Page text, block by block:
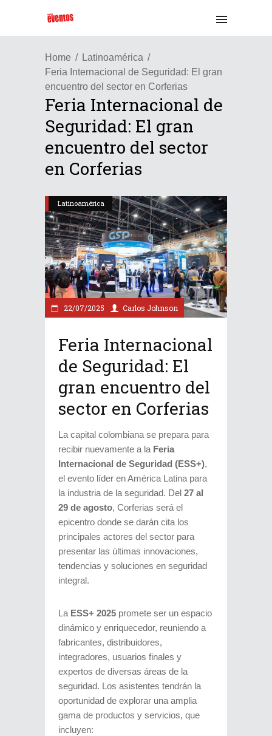
Home
Latinoamérica
Feria Internacional de Seguridad: El gran
encuentro del sector en Corferias
Feria Internacional de
Seguridad: El gran
encuentro del sector
en Corferias
Latinoamérica
22/07/2025 Carlos Johnson
Feria Internacional
de Seguridad: El
gran encuentro del
sector en Corferias
La capital colombiana se prepara para
recibir nuevamente a la Feria
Internacional de Seguridad (ESS+),
el evento líder en América Latina para
la industria de la seguridad. Del 27 al
29 de agosto, Corferias será el
epicentro donde se darán cita los
principales actores del sector para
presentar las últimas innovaciones,
tendencias y soluciones en seguridad
integral.
La ESS+ 2025 promete ser un espacio
dinámico y enriquecedor, reuniendo a
fabricantes, distribuidores,
integradores, usuarios finales y
expertos de diversas áreas de la
seguridad. Los asistentes tendrán la
oportunidad de explorar una amplia
gama de productos y servicios, que
incluyen: